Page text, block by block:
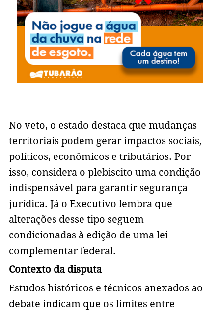
No veto, o estado destaca que mudanças
territoriais podem gerar impactos sociais,
políticos, econômicos e tributários. Por
isso, considera o plebiscito uma condição
indispensável para garantir segurança
jurídica. Já o Executivo lembra que
alterações desse tipo seguem
condicionadas à edição de uma lei
complementar federal.
Contexto da disputa
Estudos históricos e técnicos anexados ao
debate indicam que os limites entre